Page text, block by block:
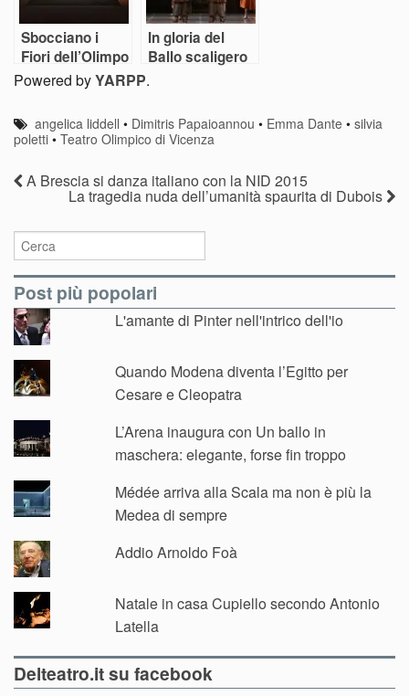
Sbocciano i
Fiori dell’Olimpo
In gloria del
Ballo scaligero
conquista
Powered byYARPP.
angelica liddell • Dimitris Papaioannou • Emma Dante •silvia
poletti • Teatro Olimpico di Vicenza
A Brescia si danza italiano con la NID 2015
La tragedia nuda dell’umanità spaurita di Dubois
Post più popolari
L'amante di Pinter nell'intrico dell'io
Quando Modena diventa l’Egitto per
Cesare e Cleopatra
L’Arena inaugura con Un ballo in
maschera: elegante, forse fin troppo
Médée arriva alla Scala ma non è più la
Medea di sempre
Addio Arnoldo Foà
Natale in casa Cupiello secondo Antonio
Latella
Delteatro.it su facebook